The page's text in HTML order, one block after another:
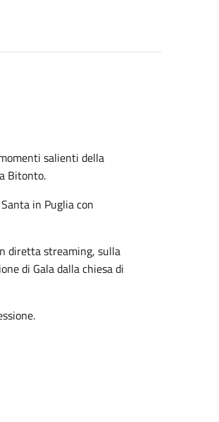
salienti della
Bitonto.
in Puglia con
diretta streaming, sulla
di Gala dalla chiesa di